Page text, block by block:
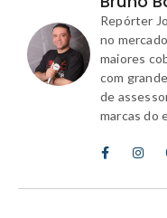
Repórter
no
maiores
com
de
marcas do